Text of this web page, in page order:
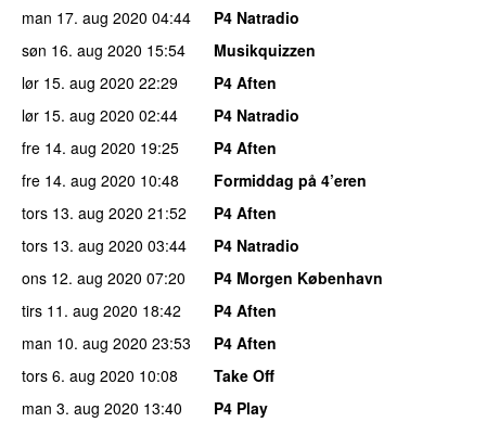
man 17. aug 2020 04:44
P4 Natradio
søn 16. aug 2020 15:54
Musikquizzen
lør 15. aug 2020 22:29
P4 Aften
lør 15. aug 2020 02:44
P4 Natradio
fre 14. aug 2020 19:25
P4 Aften
fre 14. aug 2020 10:48
Formiddag på 4’eren
tors 13. aug 2020 21:52
P4 Aften
tors 13. aug 2020 03:44
P4 Natradio
ons 12. aug 2020 07:20
P4 Morgen København
tirs 11. aug 2020 18:42
P4 Aften
man 10. aug 2020 23:53
P4 Aften
tors 6. aug 2020 10:08
Take Off
man 3. aug 2020 13:40
P4 Play